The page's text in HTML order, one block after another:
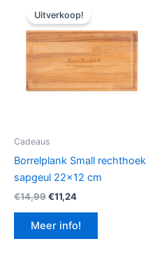
Uitverkoop!
Cadeaus
Borrelplank Small rechthoek
sapgeul 22×12 cm
€14,99Oorspronkelijke
was:
€14,99.
€11,24Huidige
is:
€11,24.
Meer info!